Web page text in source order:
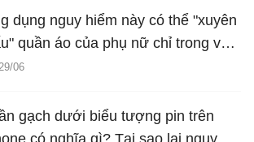
dụng nguy hiểm này có thể "xuyên
quần áo của phụ nữ chỉ trong vài
nhờ công nghệ deepfake
29/06
gạch dưới biểu tượng pin trên
có nghĩa gì? Tại sao lại nguy